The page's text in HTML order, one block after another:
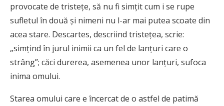
provocate de tristeţe, să nu fi simţit cum i se rupe
sufletul în două şi nimeni nu l-ar mai putea scoate din
acea stare. Descartes, descriind tristeţea, scrie:
„simţind în jurul inimii ca un fel de lanţuri care o
strâng”; căci durerea, asemenea unor lanţuri, sufoca
inima omului.
Starea omului care e încercat de o astfel de patimă